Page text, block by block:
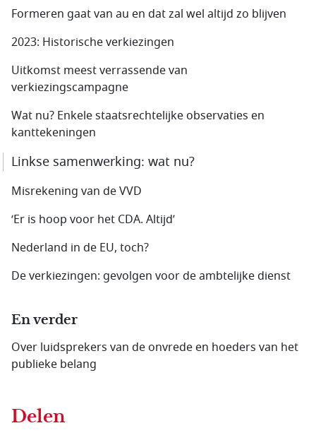
Formeren gaat van au en dat zal wel altijd zo blijven
2023: Historische verkiezingen
Uitkomst meest verrassende van
verkiezingscampagne
Wat nu? Enkele staatsrechtelijke observaties en
kanttekeningen
Linkse samenwerking: wat nu?
Misrekening van de VVD
‘Er is hoop voor het CDA. Altijd’
Nederland in de EU, toch?
De verkiezingen: gevolgen voor de ambtelijke dienst
En verder
Over luidsprekers van de onvrede en hoeders van het
publieke belang
Delen